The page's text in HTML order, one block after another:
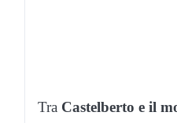
Tra Castelberto e il